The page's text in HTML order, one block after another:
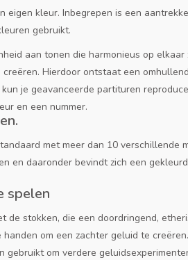
eigen kleur. Inbegrepen is een
gebruikt.
aan tonen die harmonieus op elkaar
Hierdoor ontstaat een
je geavanceerde partituren
en een nummer.
met meer dan 10 verschillende
en daaronder bevindt zich een
spelen
de stokken, die een doordringend,
om een ​​zachter geluid te
gebruikt om verdere